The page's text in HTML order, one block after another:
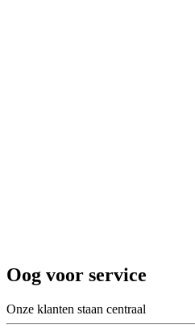
Oog voor service
Onze klanten staan centraal